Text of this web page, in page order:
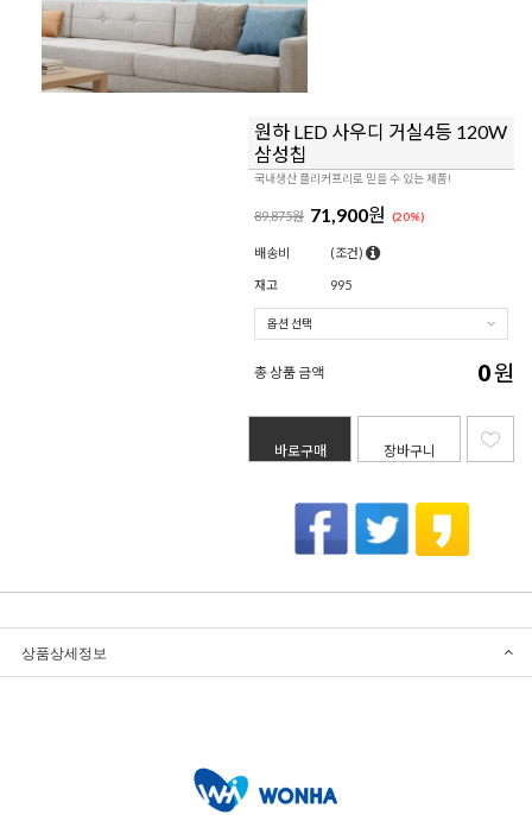
원하 LED 사우디 거실4등 120W
삼성칩
국내생산 플리커프리로 믿을 수 있는 제품!
89,875원 71,900원 (20%)
배송비 (조건)
재고 995
총 상품 금액 0원
바로구매 장바구니
상품상세정보